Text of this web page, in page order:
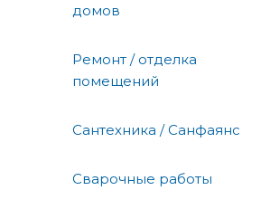
домов
Ремонт / отделка
помещений
Сантехника / Санфаянс
Сварочные работы